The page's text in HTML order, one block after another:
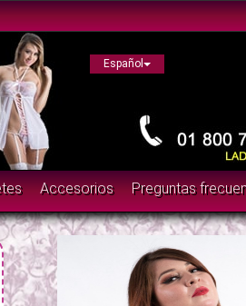
León, Culiacán, Zapopan,
Español
Accesorios Preguntas